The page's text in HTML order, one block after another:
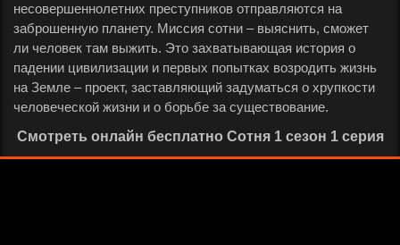
несовершеннолетних преступников отправляются на
заброшенную планету. Миссия сотни – выяснить, сможет
ли человек там выжить. Это захватывающая история о
падении цивилизации и первых попытках возродить жизнь
на Земле – проект, заставляющий задуматься о хрупкости
человеческой жизни и о борьбе за существование.
Смотреть онлайн бесплатно Сотня 1 сезон 1 серия